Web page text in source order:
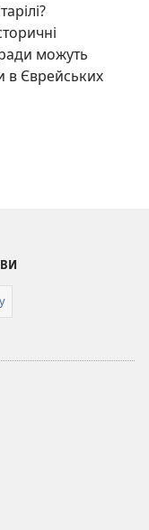
можуть
в Єврейських